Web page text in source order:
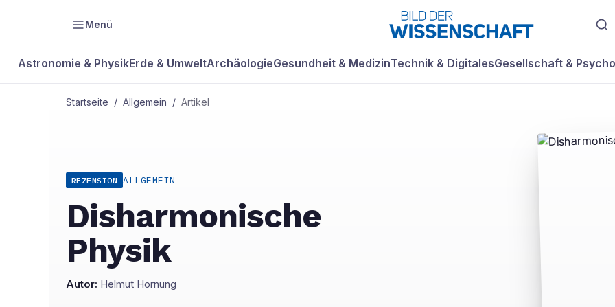
Menü
Astronomie & PhysikErde & UmweltArchäologieGesundheit & MedizinTechnik & DigitalesGesellschaft &
Startseite / Allgemein / Artikel
REZENSION ALLGEMEIN
Disharmonische
Physik
Autor: Helmut Hornung